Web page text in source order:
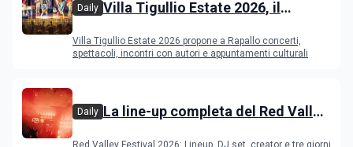
Daily Villa Tigullio Estate 2026, il
Villa Tigullio Estate 2026 propone a Rapallo concerti,
spettacoli, incontri con autori e appuntamenti culturali
Daily La line-up completa del Red Valley
Red Valley Festival 2026: Lineup, DJ set, creator e tre giorni